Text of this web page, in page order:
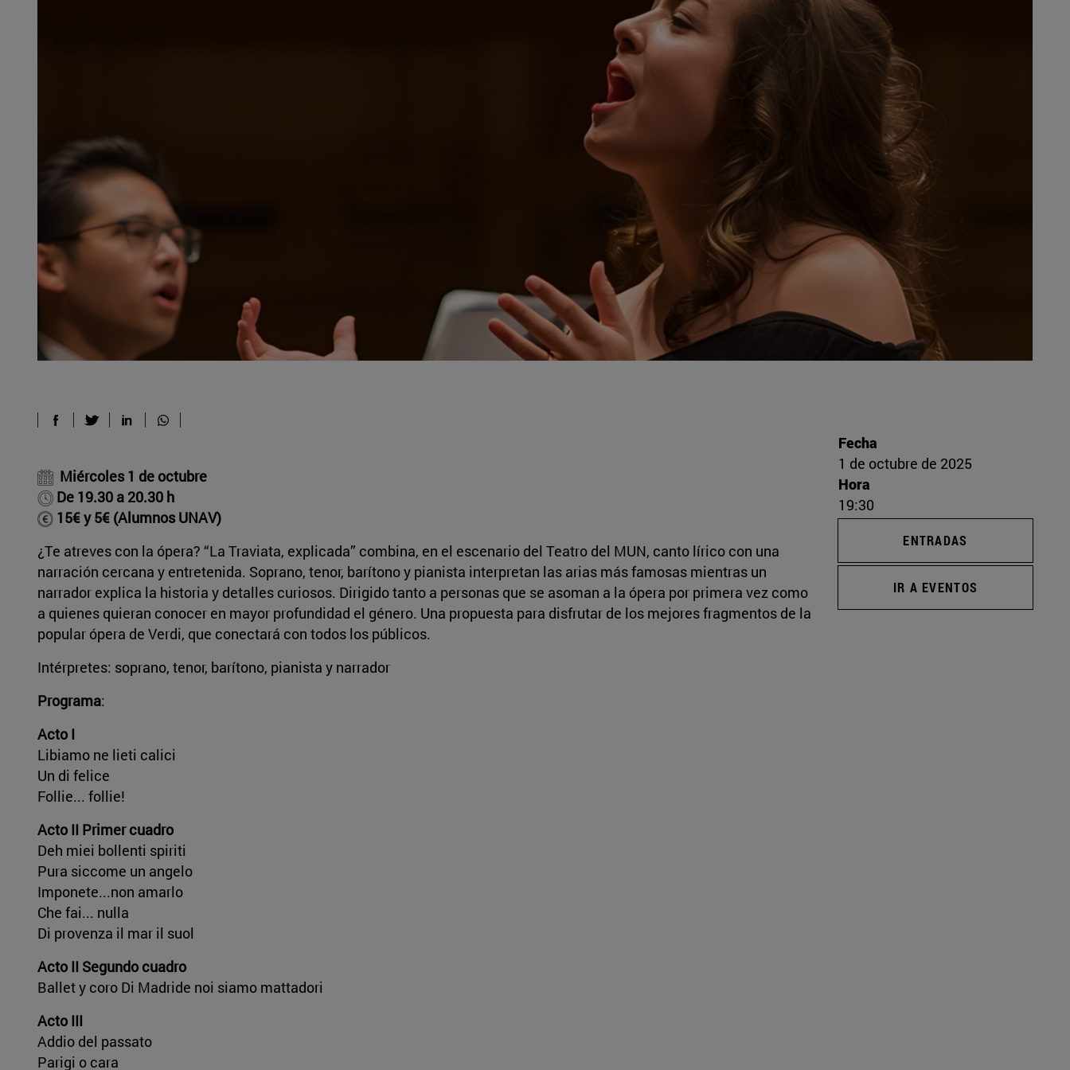
Miércoles 1 de octubre
De 19.30 a 20.30 h
15€ y 5€ (Alumnos UNAV)
¿Te atreves con la ópera? “La Traviata, explicada” combina, en el escenario del Teatro del MUN, canto lírico con una
narración cercana y entretenida. Soprano, tenor, barítono y pianista interpretan las arias más famosas mientras un
narrador explica la historia y detalles curiosos. Dirigido tanto a personas que se asoman a la ópera por primera vez como
a quienes quieran conocer en mayor profundidad el género. Una propuesta para disfrutar de los mejores fragmentos de la
popular ópera de Verdi, que conectará con todos los públicos.
Intérpretes: soprano, tenor, barítono, pianista y narrador
Programa:
Acto I
Libiamo ne lieti calici
Un di felice
Follie... follie!
Acto II Primer cuadro
Deh miei bollenti spiriti
Pura siccome un angelo
Imponete...non amarlo
Che fai... nulla
Di provenza il mar il suol
Acto II Segundo cuadro
Ballet y coro Di Madride noi siamo mattadori
Acto III
Addio del passato
Parigi o cara
Fecha
1 de octubre de 2025
Hora
19:30
ENTRADAS
IR A EVENTOS